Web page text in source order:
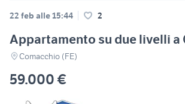
22 feb alle 15:44 2
Appartamento su due livelli a
Comacchio (FE)
59.000 €